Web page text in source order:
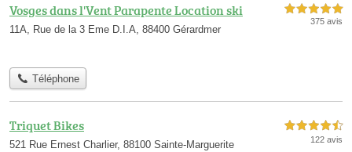
Vosges dans l'Vent Parapente Location ski
11A, Rue de la 3 Eme D.I.A, 88400 Gérardmer
5,0 étoiles sur 5
375 avis
Téléphone
Triquet Bikes
521 Rue Ernest Charlier, 88100 Sainte-Marguerite
4,5 étoiles sur 5
122 avis